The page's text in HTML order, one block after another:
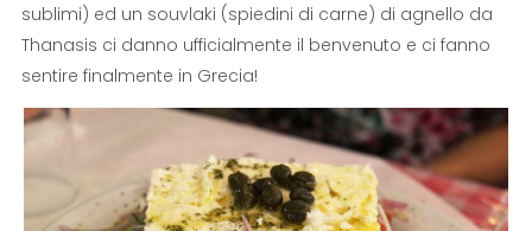
sublimi) ed un souvlaki (spiedini di carne) di agnello da
Thanasis ci danno ufficialmente il benvenuto e ci fanno
sentire finalmente in Grecia!